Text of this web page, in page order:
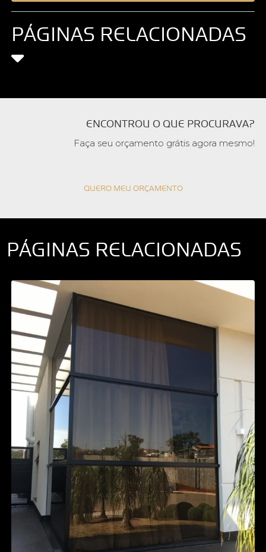
PÁGINAS RELACIONADAS
ENCONTROU O QUE PROCURAVA?
Faça seu orçamento grátis agora mesmo!
QUERO MEU ORÇAMENTO
PÁGINAS RELACIONADAS